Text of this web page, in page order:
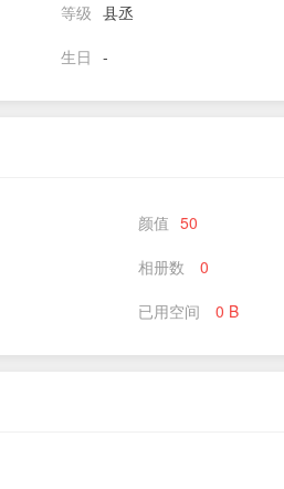
等级 县丞
生日 -
颜值 50
相册数
0
已用空间 0 B